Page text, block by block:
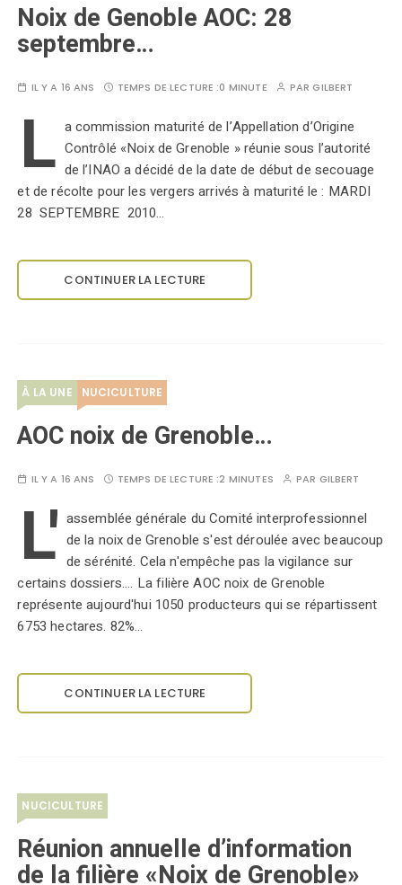
Noix de Genoble AOC: 28
septembre…
IL Y A 16 ANS TEMPS DE LECTURE :0 MINUTE PARGILBERT
L a commission maturité de l’Appellation d’Origine
Contrôlé «Noix de Grenoble » réunie sous l’autorité
de l’INAO a décidé de la date de début de secouage
et de récolte pour les vergers arrivés à maturité le : MARDI
28 SEPTEMBRE 2010…
CONTINUER LA LECTURE
À LA UNE NUCICULTURE
AOC noix de Grenoble…
IL Y A 16 ANS TEMPS DE LECTURE :2 MINUTES PAR GILBERT
L' assemblée générale du Comité interprofessionnel
de la noix de Grenoble s'est déroulée avec beaucoup
de sérénité. Cela n'empêche pas la vigilance sur
certains dossiers.... La filière AOC noix de Grenoble
représente aujourd'hui 1050 producteurs qui se répartissent
6753 hectares. 82%…
CONTINUER LA LECTURE
NUCICULTURE
Réunion annuelle d’information
de la filière «Noix de Grenoble»